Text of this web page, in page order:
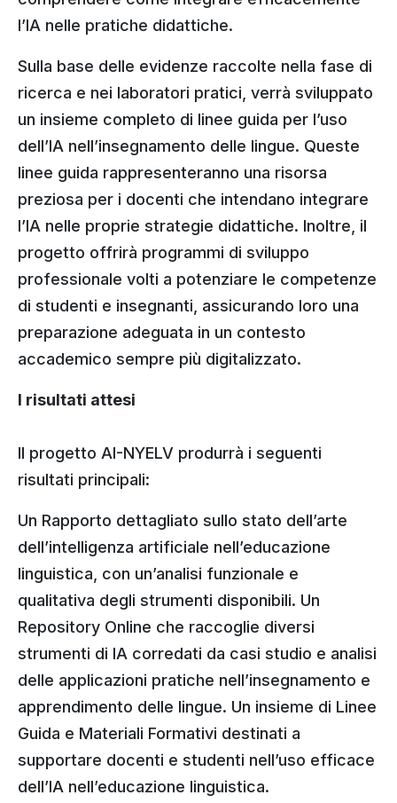
l’IA nelle pratiche didattiche.
Sulla base delle evidenze raccolte nella fase di
ricerca e nei laboratori pratici, verrà sviluppato
un insieme completo di linee guida per l’uso
dell’IA nell’insegnamento delle lingue. Queste
linee guida rappresenteranno una risorsa
preziosa per i docenti che intendano integrare
l’IA nelle proprie strategie didattiche. Inoltre, il
progetto offrirà programmi di sviluppo
professionale volti a potenziare le competenze
di studenti e insegnanti, assicurando loro una
preparazione adeguata in un contesto
accademico sempre più digitalizzato.
I risultati attesi
Il progetto AI-NYELV produrrà i seguenti
risultati principali:
Un Rapporto dettagliato sullo stato dell’arte
dell’intelligenza artificiale nell’educazione
linguistica, con un’analisi funzionale e
qualitativa degli strumenti disponibili. Un
Repository Online che raccoglie diversi
strumenti di IA corredati da casi studio e analisi
delle applicazioni pratiche nell’insegnamento e
apprendimento delle lingue. Un insieme di Linee
Guida e Materiali Formativi destinati a
supportare docenti e studenti nell’uso efficace
dell’IA nell’educazione linguistica.